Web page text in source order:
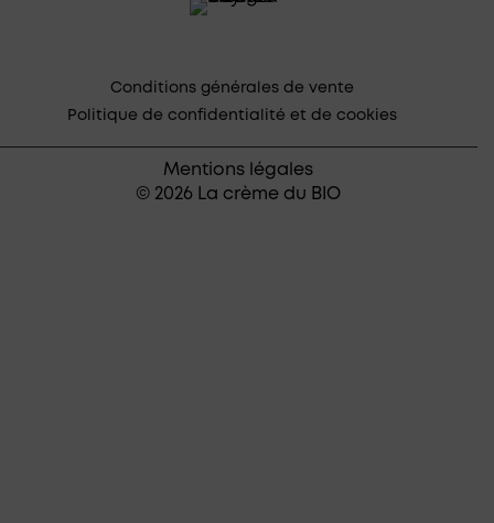
Conditions générales de vente
Politique de confidentialité et de cookies
Mentions légales
© 2026 La crème du BIO